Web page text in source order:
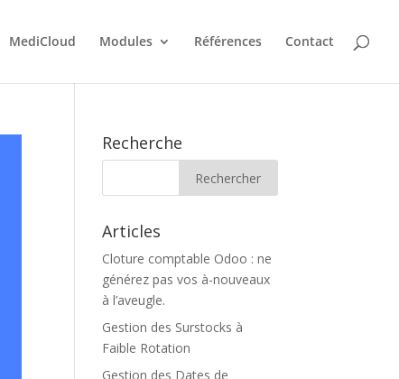
MediCloud Modules Références Contact
Recherche
Articles
Cloture comptable Odoo : ne
générez pas vos à-nouveaux
à l’aveugle.
Gestion des Surstocks à
Faible Rotation
Gestion des Dates de